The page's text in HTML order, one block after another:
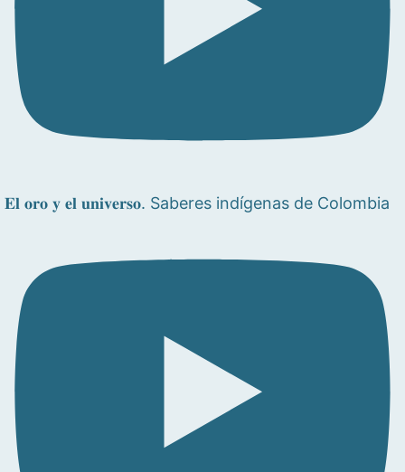
𝐄𝐥 𝐨𝐫𝐨 𝐲 𝐞𝐥 𝐮𝐧𝐢𝐯𝐞𝐫𝐬𝐨. Saberes indígenas de Colombia